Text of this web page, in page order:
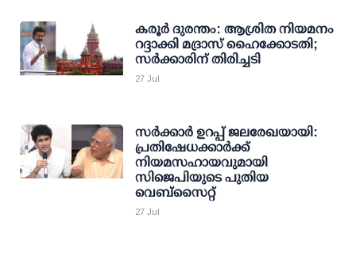
കരൂര്‍ ദുരന്തം: ആശ്രിത നിയമനം
റദ്ദാക്കി മദ്രാസ് ഹൈക്കോടതി;
സര്‍ക്കാരിന് തിരിച്ചടി
27 Jul
സര്‍ക്കാര്‍ ഉറപ്പ് ജലരേഖയായി:
പ്രതിഷേധക്കാര്‍ക്ക്
നിയമസഹായവുമായി
സിജെപിയുടെ പുതിയ
വെബ്സൈറ്റ്
27 Jul